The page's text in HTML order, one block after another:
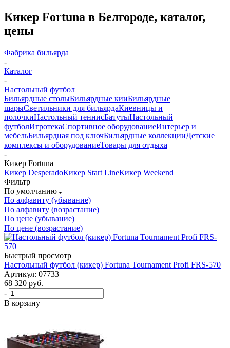
Кикер Fortuna в Белгороде, каталог,
цены
Фабрика бильярда
-
Каталог
-
Настольный футбол
Бильярдные столыБильярдные кииБильярдные
шарыСветильники для бильярдаКиевницы и
полочкиНастольный теннисБатутыНастольный
футболИгротекаСпортивное оборудованиеИнтерьер и
мебельБильярдная под ключБильярдные коллекцииДетские
комплексы и оборудованиеТовары для отдыха
-
Кикер Fortuna
Кикер DesperadoКикер Start LineКикер Weekend
Фильтр
По умолчанию
По алфавиту (убывание)
По алфавиту (возрастание)
По цене (убывание)
По цене (возрастание)
Быстрый просмотр
Настольный футбол (кикер) Fortuna Tournament Profi FRS-570
Артикул: 07733
68 320 руб.
-
+
В корзину